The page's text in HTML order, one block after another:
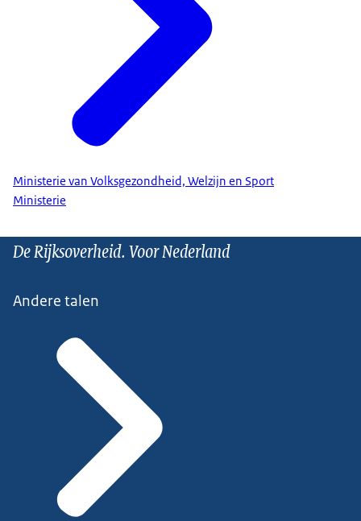
Ministerie van Volksgezondheid, Welzijn en Sport
Ministerie
De Rijksoverheid. Voor Nederland
Andere talen